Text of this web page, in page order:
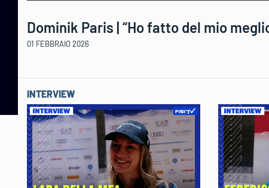
Dominik Paris | “Ho fatto del mio
01 FEBBRAIO 2026
INTERVIEW